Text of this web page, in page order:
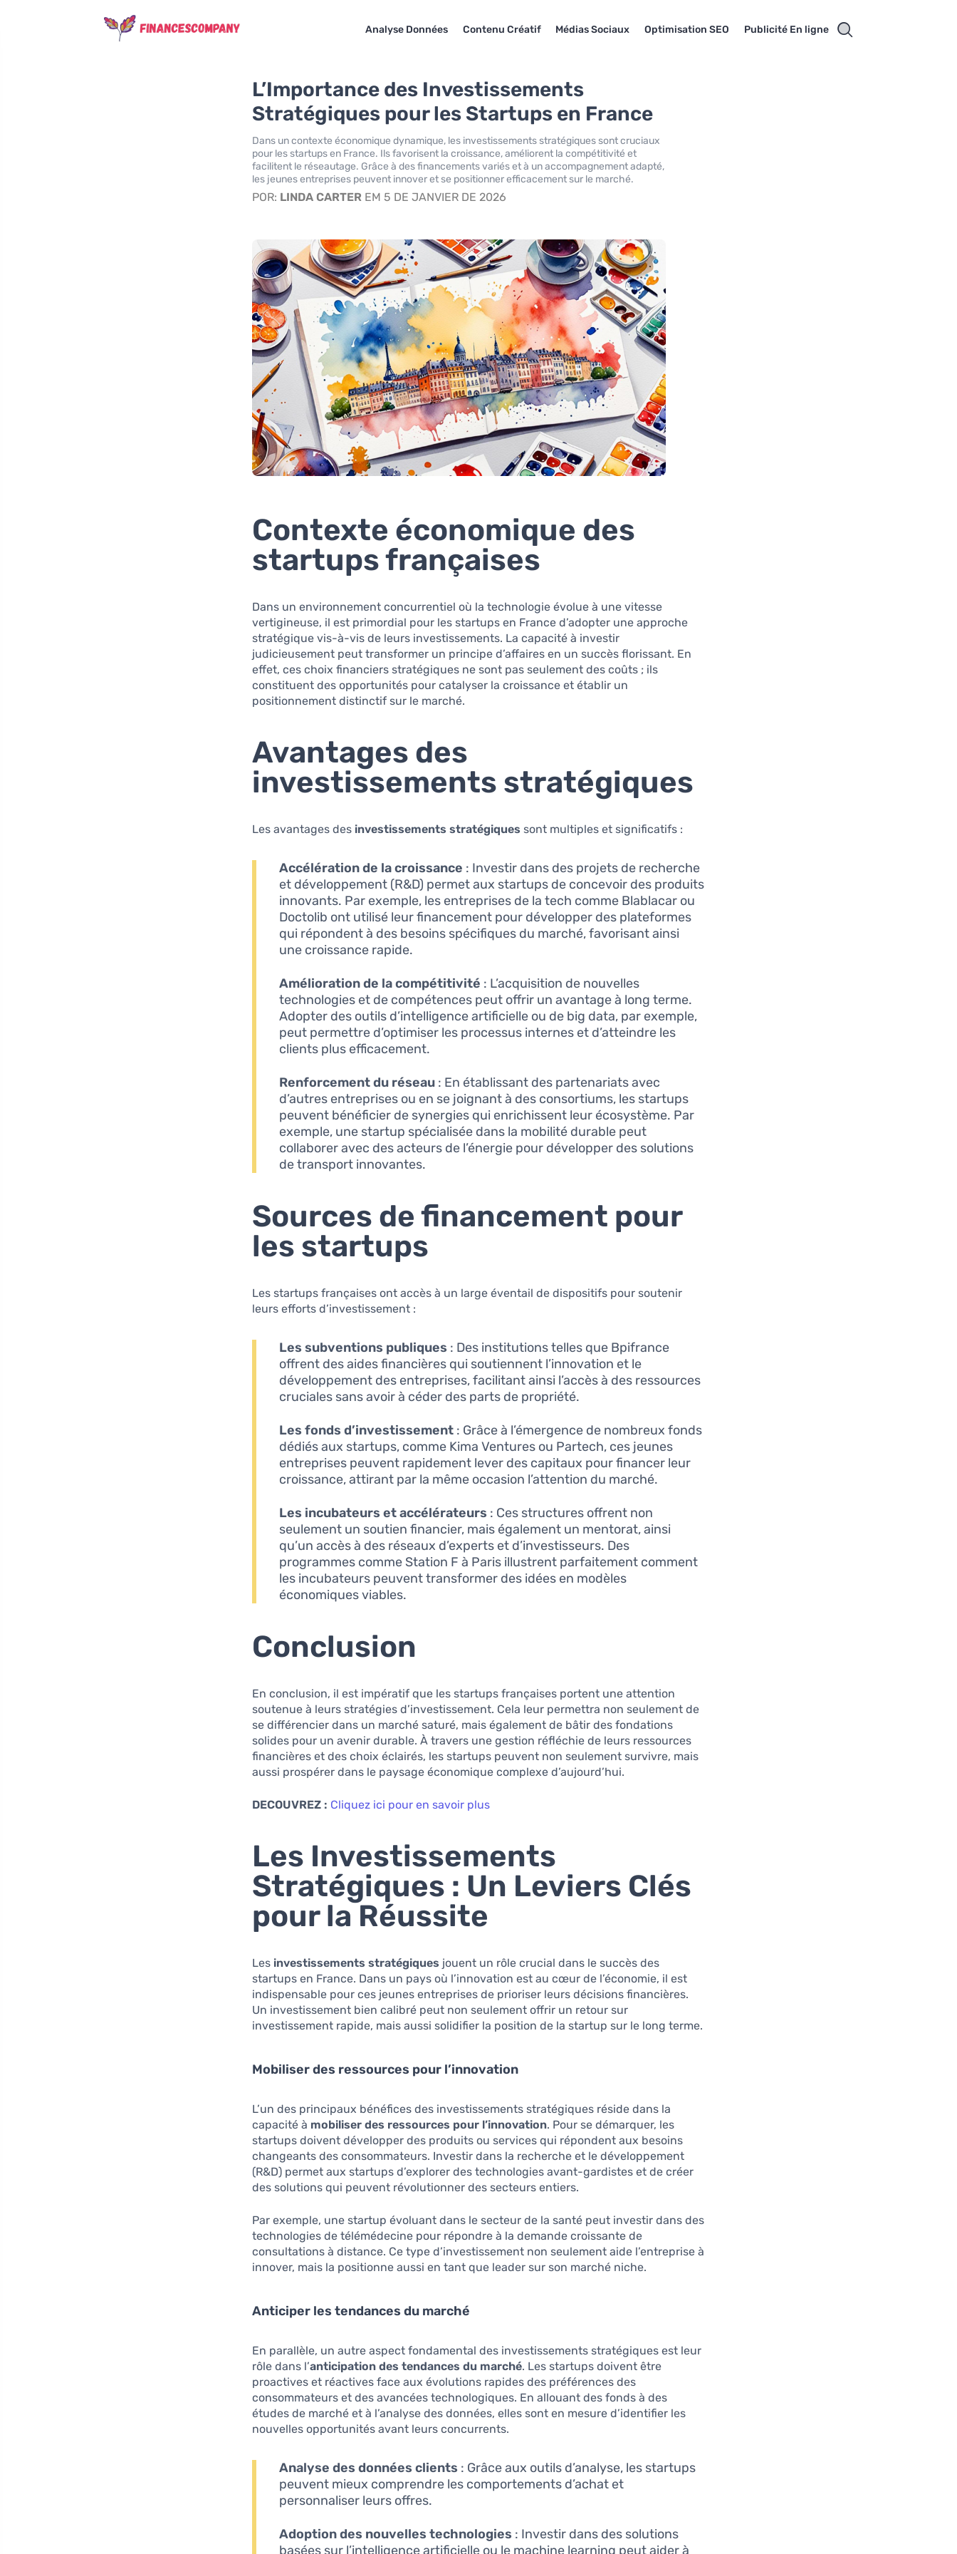
Analyse Données Contenu Créatif Médias Sociaux Optimisation SEO Publicité En ligne
L’Importance des Investissements
Stratégiques pour les Startups en France
Dans un contexte économique dynamique, les investissements stratégiques sont cruciaux
pour les startups en France. Ils favorisent la croissance, améliorent la compétitivité et
facilitent le réseautage. Grâce à des financements variés et à un accompagnement adapté,
les jeunes entreprises peuvent innover et se positionner efficacement sur le marché.
POR: LINDA CARTER EM 5 DE JANVIER DE 2026
Contexte économique des
startups françaises
Dans un environnement concurrentiel où la technologie évolue à une vitesse
vertigineuse, il est primordial pour les startups en France d’adopter une approche
stratégique vis-à-vis de leurs investissements. La capacité à investir
judicieusement peut transformer un principe d’affaires en un succès florissant. En
effet, ces choix financiers stratégiques ne sont pas seulement des coûts ; ils
constituent des opportunités pour catalyser la croissance et établir un
positionnement distinctif sur le marché.
Avantages des
investissements stratégiques
Les avantages des investissements stratégiques sont multiples et significatifs :
Accélération de la croissance : Investir dans des projets de recherche
et développement (R&D) permet aux startups de concevoir des produits
innovants. Par exemple, les entreprises de la tech comme Blablacar ou
Doctolib ont utilisé leur financement pour développer des plateformes
qui répondent à des besoins spécifiques du marché, favorisant ainsi
une croissance rapide.
Amélioration de la compétitivité : L’acquisition de nouvelles
technologies et de compétences peut offrir un avantage à long terme.
Adopter des outils d’intelligence artificielle ou de big data, par exemple,
peut permettre d’optimiser les processus internes et d’atteindre les
clients plus efficacement.
Renforcement du réseau : En établissant des partenariats avec
d’autres entreprises ou en se joignant à des consortiums, les startups
peuvent bénéficier de synergies qui enrichissent leur écosystème. Par
exemple, une startup spécialisée dans la mobilité durable peut
collaborer avec des acteurs de l’énergie pour développer des solutions
de transport innovantes.
Sources de financement pour
les startups
Les startups françaises ont accès à un large éventail de dispositifs pour soutenir
leurs efforts d’investissement :
Les subventions publiques : Des institutions telles que Bpifrance
offrent des aides financières qui soutiennent l’innovation et le
développement des entreprises, facilitant ainsi l’accès à des ressources
cruciales sans avoir à céder des parts de propriété.
Les fonds d’investissement : Grâce à l’émergence de nombreux fonds
dédiés aux startups, comme Kima Ventures ou Partech, ces jeunes
entreprises peuvent rapidement lever des capitaux pour financer leur
croissance, attirant par la même occasion l’attention du marché.
Les incubateurs et accélérateurs : Ces structures offrent non
seulement un soutien financier, mais également un mentorat, ainsi
qu’un accès à des réseaux d’experts et d’investisseurs. Des
programmes comme Station F à Paris illustrent parfaitement comment
les incubateurs peuvent transformer des idées en modèles
économiques viables.
Conclusion
En conclusion, il est impératif que les startups françaises portent une attention
soutenue à leurs stratégies d’investissement. Cela leur permettra non seulement de
se différencier dans un marché saturé, mais également de bâtir des fondations
solides pour un avenir durable. À travers une gestion réfléchie de leurs ressources
financières et des choix éclairés, les startups peuvent non seulement survivre, mais
aussi prospérer dans le paysage économique complexe d’aujourd’hui.
DECOUVREZ : Cliquez ici pour en savoir plus
Les Investissements
Stratégiques : Un Leviers Clés
pour la Réussite
Les investissements stratégiques jouent un rôle crucial dans le succès des
startups en France. Dans un pays où l’innovation est au cœur de l’économie, il est
indispensable pour ces jeunes entreprises de prioriser leurs décisions financières.
Un investissement bien calibré peut non seulement offrir un retour sur
investissement rapide, mais aussi solidifier la position de la startup sur le long terme.
Mobiliser des ressources pour l’innovation
L’un des principaux bénéfices des investissements stratégiques réside dans la
capacité à mobiliser des ressources pour l’innovation. Pour se démarquer, les
startups doivent développer des produits ou services qui répondent aux besoins
changeants des consommateurs. Investir dans la recherche et le développement
(R&D) permet aux startups d’explorer des technologies avant-gardistes et de créer
des solutions qui peuvent révolutionner des secteurs entiers.
Par exemple, une startup évoluant dans le secteur de la santé peut investir dans des
technologies de télémédecine pour répondre à la demande croissante de
consultations à distance. Ce type d’investissement non seulement aide l’entreprise à
innover, mais la positionne aussi en tant que leader sur son marché niche.
Anticiper les tendances du marché
En parallèle, un autre aspect fondamental des investissements stratégiques est leur
rôle dans l’anticipation des tendances du marché. Les startups doivent être
proactives et réactives face aux évolutions rapides des préférences des
consommateurs et des avancées technologiques. En allouant des fonds à des
études de marché et à l’analyse des données, elles sont en mesure d’identifier les
nouvelles opportunités avant leurs concurrents.
Analyse des données clients : Grâce aux outils d’analyse, les startups
peuvent mieux comprendre les comportements d’achat et
personnaliser leurs offres.
Adoption des nouvelles technologies : Investir dans des solutions
basées sur l’intelligence artificielle ou le machine learning peut aider à